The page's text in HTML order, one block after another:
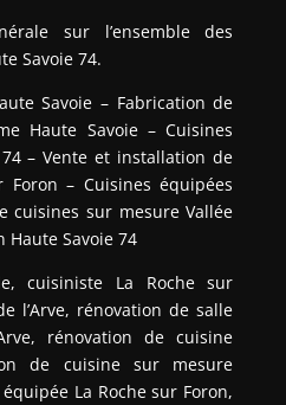
sur l’ensemble des
Savoie 74.
Savoie – Fabrication de
Haute Savoie – Cuisines
– Vente et installation de
– Cuisines équipées
cuisines sur mesure Vallée
Haute Savoie 74
cuisiniste La Roche sur
l’Arve, rénovation de salle
rénovation de cuisine
de cuisine sur mesure
La Roche sur Foron,